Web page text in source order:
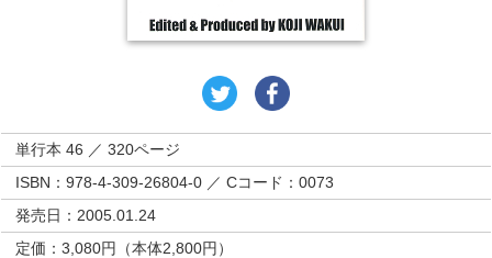
単行本 46 ／ 320ページ
ISBN：978-4-309-26804-0 ／ Cコード：0073
発売日：2005.01.24
定価：3,080円（本体2,800円）